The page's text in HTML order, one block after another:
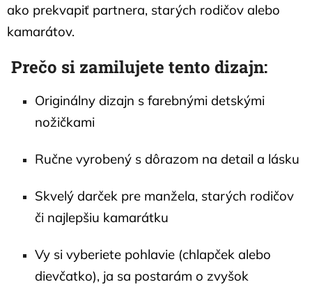
ako prekvapiť partnera, starých rodičov alebo
kamarátov.
Prečo si zamilujete tento dizajn:
Originálny dizajn s farebnými detskými
nožičkami
Ručne vyrobený s dôrazom na detail a lásku
Skvelý darček pre manžela, starých rodičov
či najlepšiu kamarátku
Vy si vyberiete pohlavie (chlapček alebo
dievčatko), ja sa postarám o zvyšok